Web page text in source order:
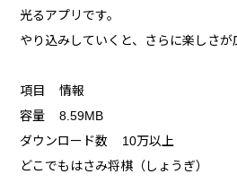
光るアプリです。
やり込みしていくと、さらに楽しさが
項目 情報
容量 8.59MB
ダウンロード数 10万以上
どこでもはさみ将棋（しょうぎ）